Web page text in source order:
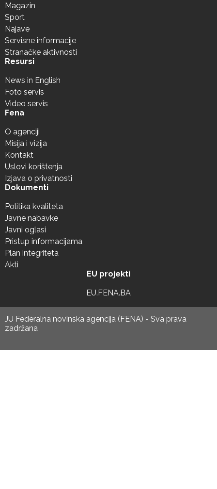
Magazin
Sport
Najave
Servisne informacije
Stranačke aktivnosti
Resursi
News in English
Foto servis
Video servis
Fena
O agenciji
Misija i vizija
Kontakt
Uslovi korištenja
Izjava o privatnosti
Dokumenti
Politika kvaliteta
Javne nabavke
Javni oglasi
Pristup informacijama
Plan integriteta
Akti
EU projekti
EU.FENA.BA
JU Federalna novinska agencija (FENA) - Sva prava
zadržana